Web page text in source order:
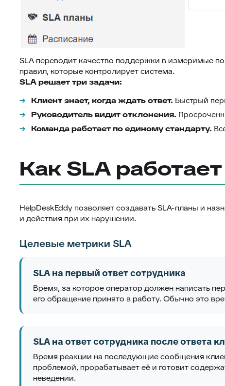
SLA переводит качество поддержки в измеримые
правил, которые контролирует система.
SLA решает три задачи:
Клиент знает, когда ждать ответ. Быстрый
Руководитель видит отклонения.
Команда работает по единому стандарту.
Как SLA
HelpDeskEddy позволяет создавать SLA-планы и
и действия при их нарушении.
Целевые метрики SLA
SLA на первый ответ сотрудника
Время, за которое оператор должен написать
его обращение принято в работу. Обычно это
SLA на ответ сотрудника после ответа
Время реакции на последующие сообщения
проблемой, прорабатывает её и готовит
неведении.